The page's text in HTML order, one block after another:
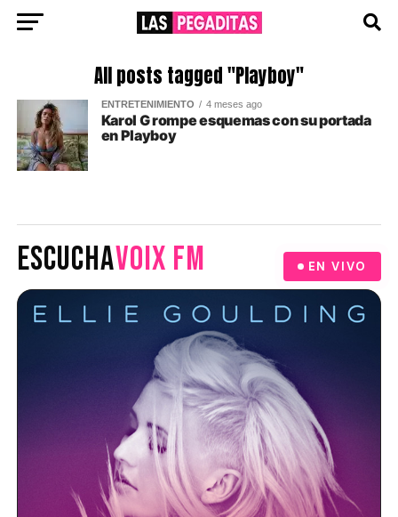
All posts tagged "Playboy"
ENTRETENIMIENTO 4 meses ago
Karol G rompe esquemas con su portada
en Playboy
ESCUCHAVOIX FM EN VIVO